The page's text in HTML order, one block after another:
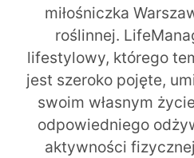
miłośniczka
roślinnej.
lifestylowy, którego
jest szeroko pojęte,
swoim własnym
odpowiedniego
aktywności